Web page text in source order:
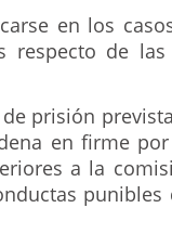
en los
respecto de
prisión
en firme
a la